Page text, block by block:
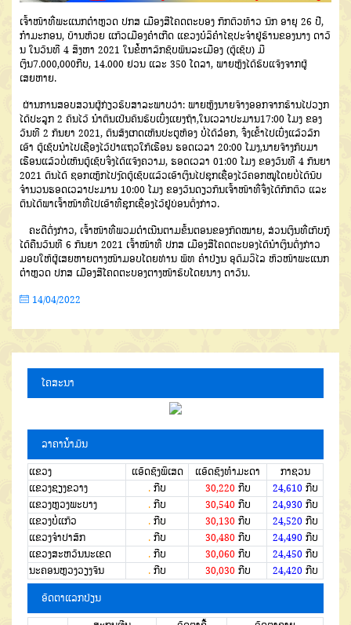
ເຈົ້າໜ້າທີ່ພະແນກຕໍາຫຼວດ ປກສ ເມືອງສີໂຄດຕະບອງ ກັກຕົວທ້າວ ນົກ ອາຍຸ 26 ປີ,
ກໍາມະກອນ, ບ້ານຫ້ວຍ ແກ້ວເມືອງຄໍາເກີດ ແຂວງບໍລິຄໍາໄຊປະຈໍາຢູ່ຮ້ານຂອງນາງ ດາວັ
ນ ໃນວັນທີ 4 ສິງຫາ 2021 ໃນຂໍ້ຫາລັກຊັບພົນລະເມືອງ (ຕູ້ເຊັບ) ມີ
ເງິນ7.000,000ກີບ, 14.000 ຢວນ ແລະ 350 ໂດລາ, ພາຍຫຼັງໄດ້ຮັບແຈ້ງຈາກຜູ້
ເສຍຫາຍ.
ຜ່ານການສອບສວນຜູ້ກ່ຽວຮັບສາລະພາບວ່າ: ພາຍຫຼັງນາຍຈ້າງອອກຈາກຮ້ານໄປວຽກ
ໄດ້ປະລູກ 2 ຄົນໄວ້ ນໍາຕົນເປັນຄົນຮັບເບິ່ງແຍງຖ້າ,ໃນເວລາປະມານ17:00 ໂມງ ຂອງ
ວັນທີ 2 ກັນຍາ 2021, ຕົນສັງເກດເຫັນປະຕູຫ້ອງ ບໍ່ໄດ້ລ໋ອກ, ຈຶ່ງເຂົ້າໄປເບິ່ງແລ້ວລັກ
ເອົາ ຕູ້ເຊັບນໍາໄປເຊືອງໄວ້ປ່າແຖວໃກ້ເຮືອນ ຮອດເວລາ 20:00 ໂມງ,ນາຍຈ້າງກັບມາ
ເຮືອນແລ້ວບໍ່ເຫັນຕູ້ເຊັບຈິ່ງໄດ້ແຈ້ງຄວາມ, ຮອດເວລາ 01:00 ໂມງ ຂອງວັນທີ 4 ກັນຍາ
2021 ຕົນໄດ້ ຊອກເຫຼັກໄປງັດຕູ້ເຊັບແລ້ວເອົາເງິນໄປຊຸກເຊື່ອງໄວ້ຄອກໝູໂດຍບໍ່ໄດ້ນັບ
ຈຳນວນຮອດເວລາປະມານ 10:00 ໂມງ ຂອງວັນດຽວກັນເຈົ້າໜ້າທີ່ຈຶ່ງໄດ້ກັກຕົວ ແລະ
ຕົນໄດ້ພາເຈົ້າໜ້າທີ່ໄປເອົາທີ່ຊຸກເຊື່ອງໄວ້ຢູ່ບ່ອນດັ່ງກ່າວ.
ຄະດີດັ່ງກ່າວ, ເຈົ້າໜ້າທີ່ພວມດຳເນີນຕາມຂັ້ນຕອນຂອງກົດໝາຍ, ສ່ວນເງິນທີ່ເກັບກູ້
ໄດ້ຄືນວັນທີ 6 ກັນຍາ 2021 ເຈົ້າໜ້າທີ່ ປກສ ເມືອງສີໂຄດຕະບອງໄດ້ນຳເງິນດັ່ງກ່າວ
ມອບໃຫ້ຜູ້ເສຍຫາຍຕາງໜ້າມອບໂດຍທ່ານ ພັທ ຄຳປ່ຽນ ອຸດົມວິໄລ ຫົວໜ້າພະແນກ
ຕຳຫຼວດ ປກສ ເມືອງສີໂຄດຕະບອງຕາງໜ້າຮັບໂດຍນາງ ດາວັນ.
14/04/2022
ໂຄສະນາ
ລາຄານໍ້າມັນ
ແຂວງ ແອັດຊັງພິເສດ ແອັດຊັງທຳມະດາ
ກາຊວນ
ແຂວງຊຽງຂວາງ
. ກີບ 30,220ກີບ 24,610ກີບ
ແຂວງຫຼວງພະບາງ
. ກີບ 30,540ກີບ 24,930ກີບ
ແຂວງບໍ່ແກ້ວ
. ກີບ 30,130ກີບ 24,520ກີບ
ແຂວງຈໍາປາສັກ
. ກີບ 30,480ກີບ 24,490ກີບ
ແຂວງສະຫວັນນະເຂດ
. ກີບ 30,060ກີບ 24,450ກີບ
ນະຄອນຫຼວງວຽງຈັນ
. ກີບ 30,030ກີບ 24,420ກີບ
ອັດຕາແລກປ່ຽນ